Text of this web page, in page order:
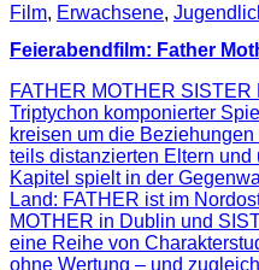
Film, Erwachsene,
Feierabendfilm: Father
FATHER MOTHER
Triptychon komponierter
kreisen um die
teils distanzierten Eltern und
Kapitel spielt in der
Land: FATHER ist im
MOTHER in Dublin und
eine Reihe von
ohne Wertung – und